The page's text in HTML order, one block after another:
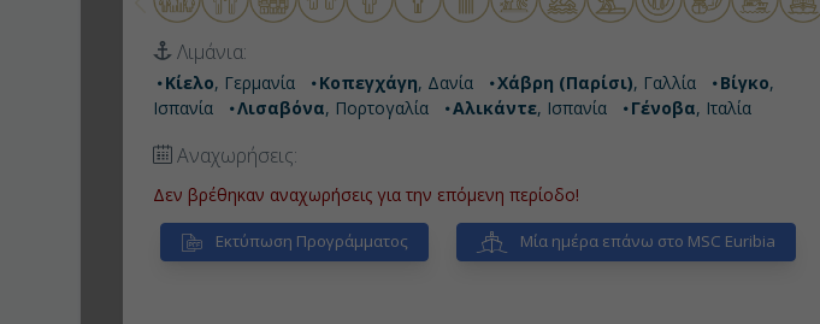
Λιμάνια:
Κίελο, Γερμανία Κοπεγχάγη, Δανία Χάβρη (Παρίσι), Γαλλία Βίγκο,
Ισπανία
Λισαβόνα, Πορτογαλία Αλικάντε, Ισπανία Γένοβα, Ιταλία
Αναχωρήσεις:
Δεν βρέθηκαν αναχωρήσεις για την επόμενη περίοδο!
Εκτύπωση Προγράμματος Μία ημέρα επάνω στο MSC Euribia